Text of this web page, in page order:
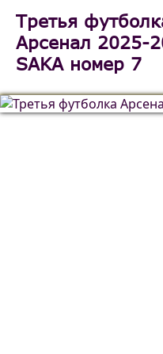
Третья
Арсенал 2025-
SAKA номер 7